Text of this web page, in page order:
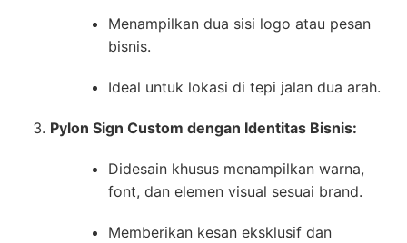
Menampilkan dua sisi logo atau pesan
bisnis.
Ideal untuk lokasi di tepi jalan dua arah.
Pylon Sign Custom dengan Identitas Bisnis:
Didesain khusus menampilkan warna,
font, dan elemen visual sesuai brand.
Memberikan kesan eksklusif dan